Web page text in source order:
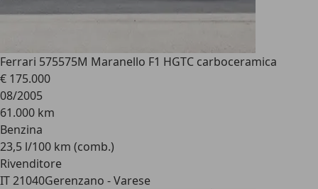
Ferrari 575575M Maranello F1 HGTC carboceramica
€ 175.000
08/2005
61.000 km
Benzina
23,5 l/100 km (comb.)
Rivenditore
IT 21040Gerenzano - Varese